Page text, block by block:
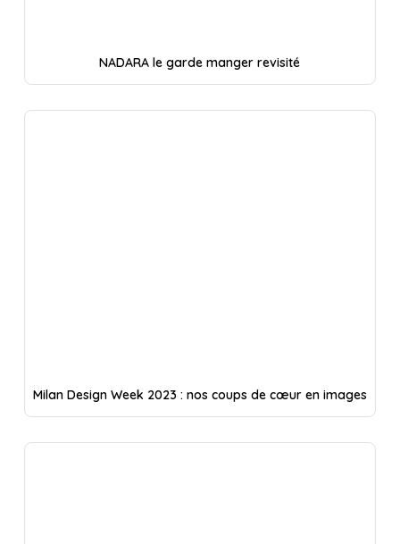
NADARA le garde manger revisité
Milan Design Week 2023 : nos coups de cœur en images